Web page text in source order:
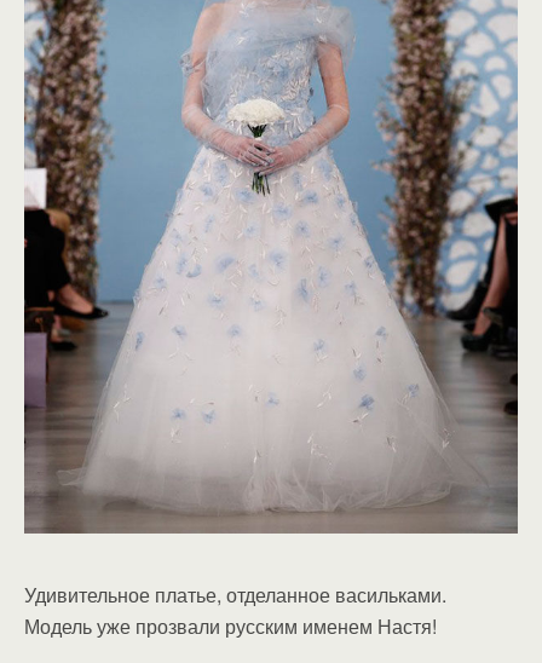
Удивительное платье, отделанное васильками.
Модель уже прозвали русским именем Настя!